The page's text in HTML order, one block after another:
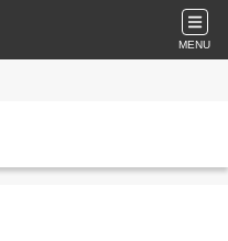
MENU